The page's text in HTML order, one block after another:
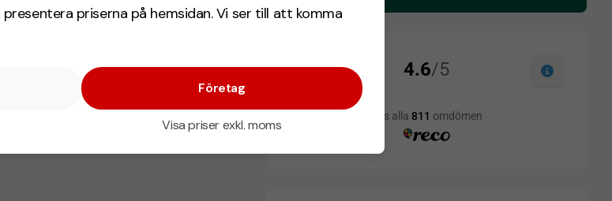
priserna på hemsidan. Vi ser till att komma
Företag
Visa priser exkl. moms